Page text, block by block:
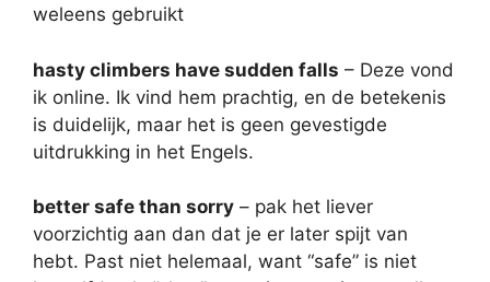
weleens gebruikt
hasty climbers have sudden falls – Deze vond
ik online. Ik vind hem prachtig, en de betekenis
is duidelijk, maar het is geen gevestigde
uitdrukking in het Engels.
better safe than sorry – pak het liever
voorzichtig aan dan dat je er later spijt van
hebt. Past niet helemaal, want “safe” is niet